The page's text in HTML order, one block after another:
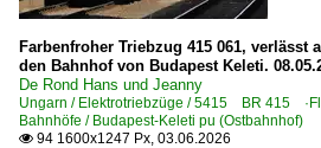
Farbenfroher Triebzug 415 061, verlässt
den Bahnhof von Budapest Keleti.
De Rond Hans und Jeanny
Ungarn / Elektrotriebzüge / 5415 BR 415
Bahnhöfe / Budapest-Keleti pu (Ostbahnhof)
 94 1600x1247 Px, 03.06.2026